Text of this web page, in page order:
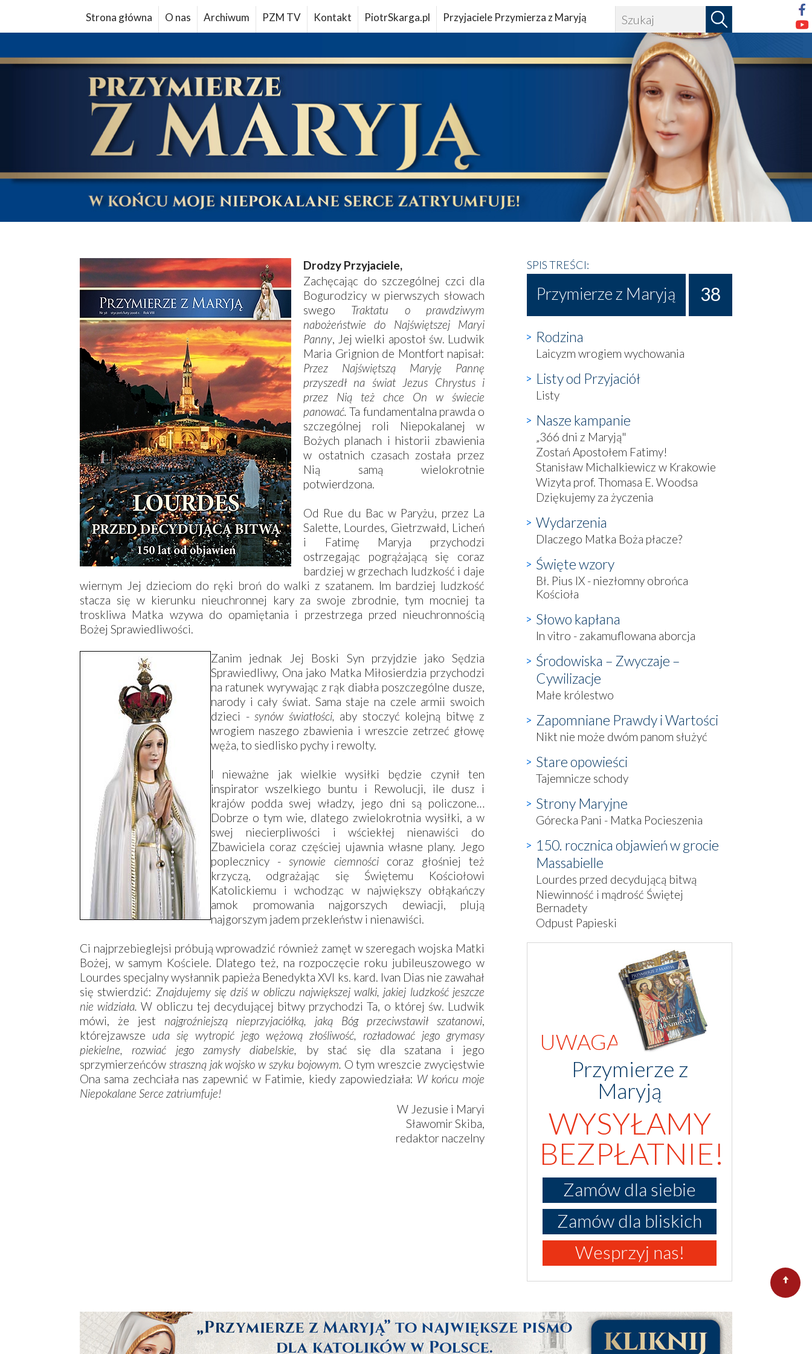
Strona główna O nas Archiwum PZM TV Kontakt PiotrSkarga.pl Przyjaciele Przymierza z Maryją
Drodzy Przyjaciele,
Zachęcając do szczególnej czci dla
Bogurodzicy w pierwszych słowach
swego Traktatu o prawdziwym
nabożeństwie do Najświętszej Maryi
Panny, Jej wielki apostoł św. Ludwik
Maria Grignion de Montfort napisał:
Przez Najświętszą Maryję Pannę
przyszedł na świat Jezus Chrystus i
przez Nią też chce On w świecie
panować.Ta fundamentalna prawda o
szczególnej roli Niepokalanej w
Bożych planach i historii zbawienia
w ostatnich czasach została przez
Nią samą wielokrotnie
potwierdzona.
Od Rue du Bac w Paryżu, przez La
Salette, Lourdes, Gietrzwałd, Licheń
i Fatimę Maryja przychodzi
ostrzegając pogrążającą się coraz
bardziej w grzechach ludzkość i daje
wiernym Jej dzieciom do ręki broń do walki z szatanem. Im bardziej ludzkość
stacza się w kierunku nieuchronnej kary za swoje zbrodnie, tym mocniej ta
troskliwa Matka wzywa do opamiętania i przestrzega przed nieuchronnością
Bożej Sprawiedliwości.
Zanim jednak Jej Boski Syn przyjdzie jako Sędzia
Sprawiedliwy, Ona jako Matka Miłosierdzia przychodzi
na ratunek wyrywając z rąk diabła poszczególne dusze,
narody i cały świat. Sama staje na czele armii swoich
dzieci - synów światłości, aby stoczyć kolejną bitwę z
wrogiem naszego zbawienia i wreszcie zetrzeć głowę
węża, to siedlisko pychy i rewolty.
I nieważne jak wielkie wysiłki będzie czynił ten
inspirator wszelkiego buntu i Rewolucji, ile dusz i
krajów podda swej władzy, jego dni są policzone…
Dobrze o tym wie, dlatego zwielokrotnia wysiłki, a w
swej niecierpliwości i wściekłej nienawiści do
Zbawiciela coraz częściej ujawnia własne plany. Jego
poplecznicy -synowie ciemności coraz głośniej też
krzyczą, odgrażając się Świętemu Kościołowi
Katolickiemu i wchodząc w największy obłąkańczy
amok promowania najgorszych dewiacji, plują
najgorszym jadem przekleństw i nienawiści.
Ci najprzebieglejsi próbują wprowadzić również zamęt w szeregach wojska Matki
Bożej, w samym Kościele. Dlatego też, na rozpoczęcie roku jubileuszowego w
Lourdes specjalny wysłannik papieża Benedykta XVI ks. kard. Ivan Dias nie zawahał
się stwierdzić: Znajdujemy się dziś w obliczu największej walki, jakiej ludzkość jeszcze
nie widziała. W obliczu tej decydującej bitwy przychodzi Ta, o której św. Ludwik
mówi, że jest najgroźniejszą nieprzyjaciółką, jaką Bóg przeciwstawił szatanowi,
którejzawsze uda się wytropić jego wężową złośliwość, rozładować jego grymasy
piekielne, rozwiać jego zamysły diabelskie, by stać się dla szatana i jego
sprzymierzeńców straszną jak wojsko w szyku bojowym. O tym wreszcie zwycięstwie
Ona sama zechciała nas zapewnić w Fatimie, kiedy zapowiedziała: W końcu moje
Niepokalane Serce zatriumfuje!
W Jezusie i Maryi
Sławomir Skiba,
redaktor naczelny
SPIS TREŚCI:
Przymierze z Maryją 38
Rodzina
Laicyzm wrogiem wychowania
Listy od Przyjaciół
Listy
Nasze kampanie
„366 dni z Maryją"
Zostań Apostołem Fatimy!
Stanisław Michalkiewicz w Krakowie
Wizyta prof. Thomasa E. Woodsa
Dziękujemy za życzenia
Wydarzenia
Dlaczego Matka Boża płacze?
Święte wzory
Bł. Pius IX - niezłomny obrońca
Kościoła
Słowo kapłana
In vitro - zakamuflowana aborcja
Środowiska – Zwyczaje –
Cywilizacje
Małe królestwo
Zapomniane Prawdy i Wartości
Nikt nie może dwóm panom służyć
Stare opowieści
Tajemnicze schody
Strony Maryjne
Górecka Pani - Matka Pocieszenia
150. rocznica objawień w grocie
Massabielle
Lourdes przed decydującą bitwą
Niewinność i mądrość Świętej
Bernadety
Odpust Papieski
UWAGA!
Przymierze z
Maryją
WYSYŁAMY
BEZPŁATNIE!
Zamów dla siebie
Zamów dla bliskich
Wesprzyj nas!